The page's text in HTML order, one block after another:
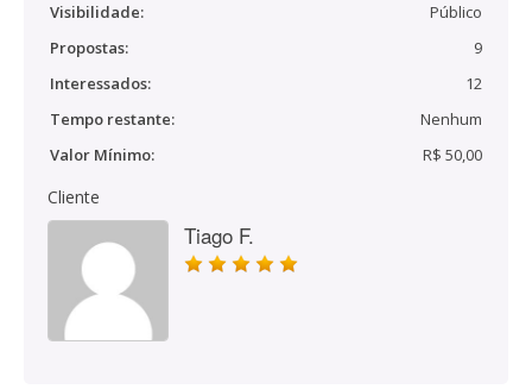
Visibilidade:
Público
Propostas:
9
Interessados:
12
Tempo restante:
Nenhum
Valor Mínimo:
R$ 50,00
Cliente
Tiago F.